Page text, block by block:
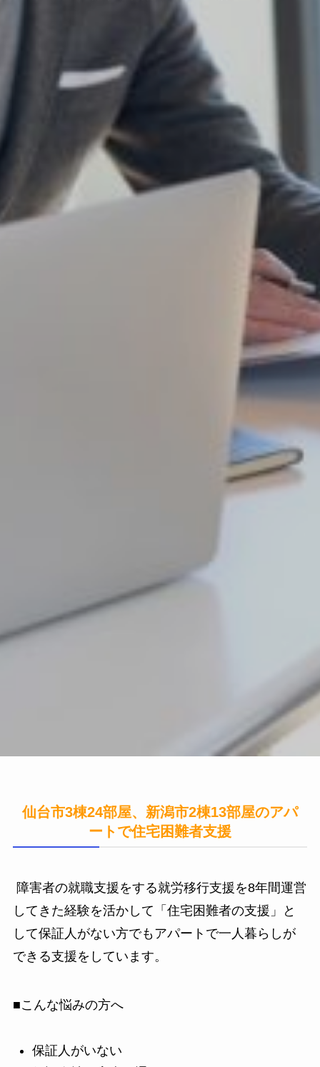
仙台市3棟24部屋、新潟市2棟13部屋のアパ
ートで住宅困難者支援
障害者の就職支援をする就労移行支援を8年間運営
してきた経験を活かして 「住宅困難者の支援」と
して保証人がない方でもアパートで一人暮らしが
できる支援をしています。
■こんな悩みの方へ
保証人がいない